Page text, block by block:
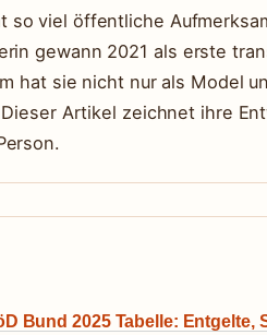
so viel öffentliche
gewann 2021 als erste
hat sie nicht nur als Model
Artikel zeichnet ihre
Bund 2025 Tabelle: Entgelte,